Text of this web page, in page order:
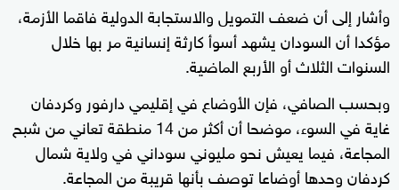
وأشار إلى أن ضعف التمويل والاستجابة الدولية فاقما الأزمة،
مؤكدا أن السودان يشهد أسوأ كارثة إنسانية مر بها خلال
السنوات الثلاث أو الأربع الماضية.
وبحسب الصافي، فإن الأوضاع في إقليمي دارفور وكردفان
غاية في السوء، موضحا أن أكثر من 14 منطقة تعاني من شبح
المجاعة، فيما يعيش نحو مليوني سوداني في ولاية شمال
كردفان وحدها أوضاعا توصف بأنها قريبة من المجاعة.